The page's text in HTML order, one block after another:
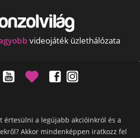
videojáték üzlethálózata
értesülni a legújabb akcióinkról és a
Akkor mindenképpen iratkozz fel